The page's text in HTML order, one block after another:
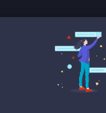
Prove Precedenti
fare la